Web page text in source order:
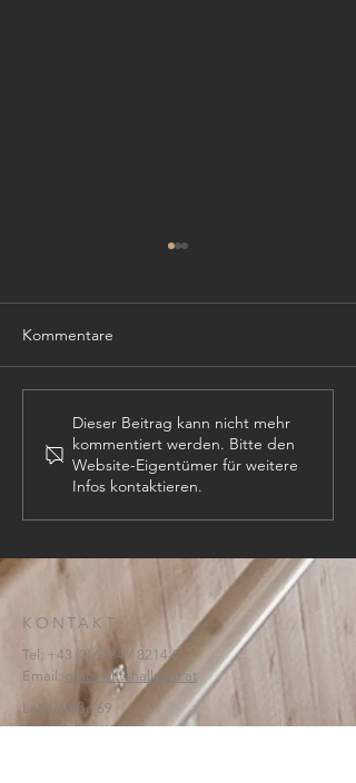
PROJEKTLEITER (m,w,d)
Kommentare
Dieser Beitrag kann nicht mehr
kommentiert werden. Bitte den
Website-Eigentümer für weitere
Infos kontaktieren.
KONTAKT:
Tel: +43 (0) 6134 / 8214-0
Email: office@htl-hallstatt.at
Lahnstraße 69
4830 Hallstatt